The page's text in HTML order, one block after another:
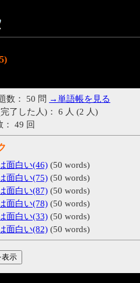
数： 50 問 →単語帳を見る
了した人)： 6 人 (2 人)
： 49 回
面白い(46) (50 words)
面白い(75) (50 words)
面白い(87) (50 words)
面白い(78) (50 words)
面白い(33) (50 words)
面白い(82) (50 words)